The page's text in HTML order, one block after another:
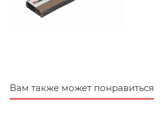
Вам также может понравиться